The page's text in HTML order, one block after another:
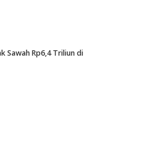
Sawah Rp6,4 Triliun di